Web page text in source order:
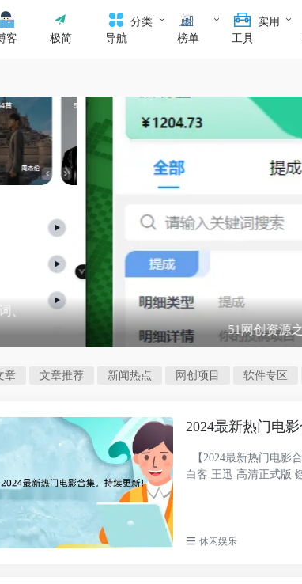
客 极简
分类
导航
榜单
实用
工具
51网创资源之家：副业兼职网赚、精准
章 文章推荐 新闻热点 网创项目 软件专区
2024最新热门电
【2024最新热门电影
白客 王迅 高清正式版
休闲娱乐